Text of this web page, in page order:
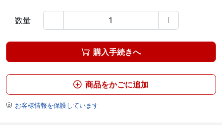
数量  
 購入手続きへ
 商品をかごに追加
 お客様情報を保護しています